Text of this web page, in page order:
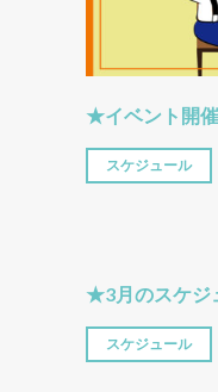
★イベント開
スケジュール
★3月のスケ
スケジュール